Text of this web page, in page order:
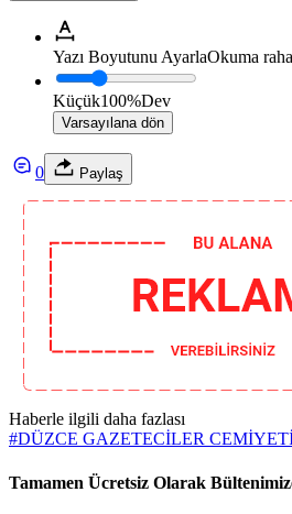
Yazı Boyutunu AyarlaOkuma
Küçük100%Dev
Varsayılana dön
0 Paylaş
Haberle ilgili daha fazlası
#DÜZCE GAZETECİLER
Tamamen Ücretsiz Olarak